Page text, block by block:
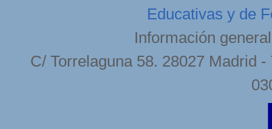
Educativas y de
Información
C/ Torrelaguna 58. 28027 Madrid